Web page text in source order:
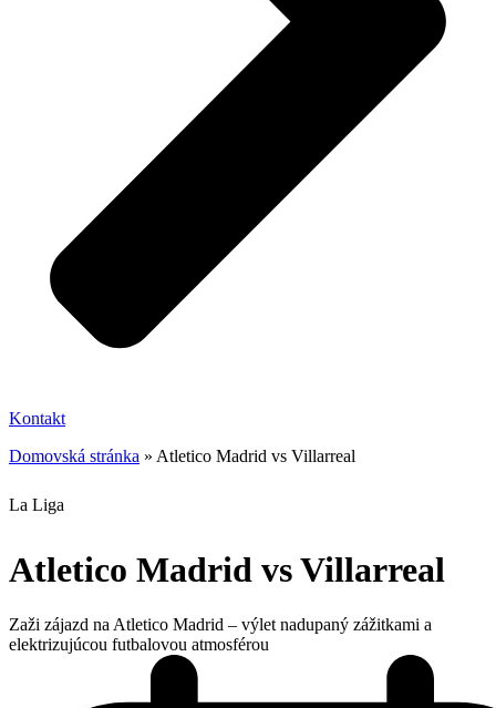
Kontakt
Domovská stránka » Atletico Madrid vs Villarreal
La Liga
Atletico Madrid vs Villarreal
Zaži zájazd na Atletico Madrid – výlet nadupaný zážitkami a
elektrizujúcou futbalovou atmosférou